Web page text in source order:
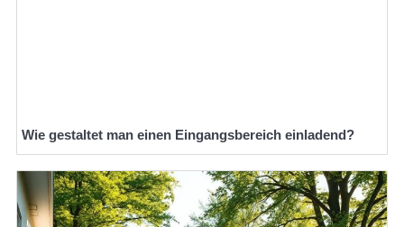
Wie gestaltet man einen Eingangsbereich einladend?